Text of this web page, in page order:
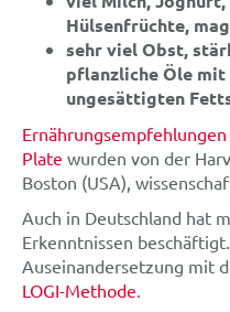
Hülsenfrüchte,
sehr viel Obst,
pflanzliche Öle
ungesättigten
Plate wurden von der
Boston (USA),
Auch in Deutschland hat
Erkenntnissen
Auseinandersetzung mit
LOGI-Methode